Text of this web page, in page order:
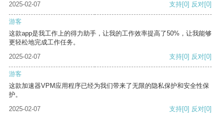
2025-02-07
支持[0] 反对[0]
游客
这款app是我工作上的得力助手，让我的工作效率提高了50%，让我能够
更轻松地完成工作任务。
2025-02-07
支持[0] 反对[0]
游客
这款加速器VPM应用程序已经为我们带来了无限的隐私保护和安全性保
护。
2025-02-07
支持[0] 反对[0]